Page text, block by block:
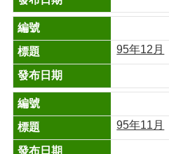
95年12月
95年11月